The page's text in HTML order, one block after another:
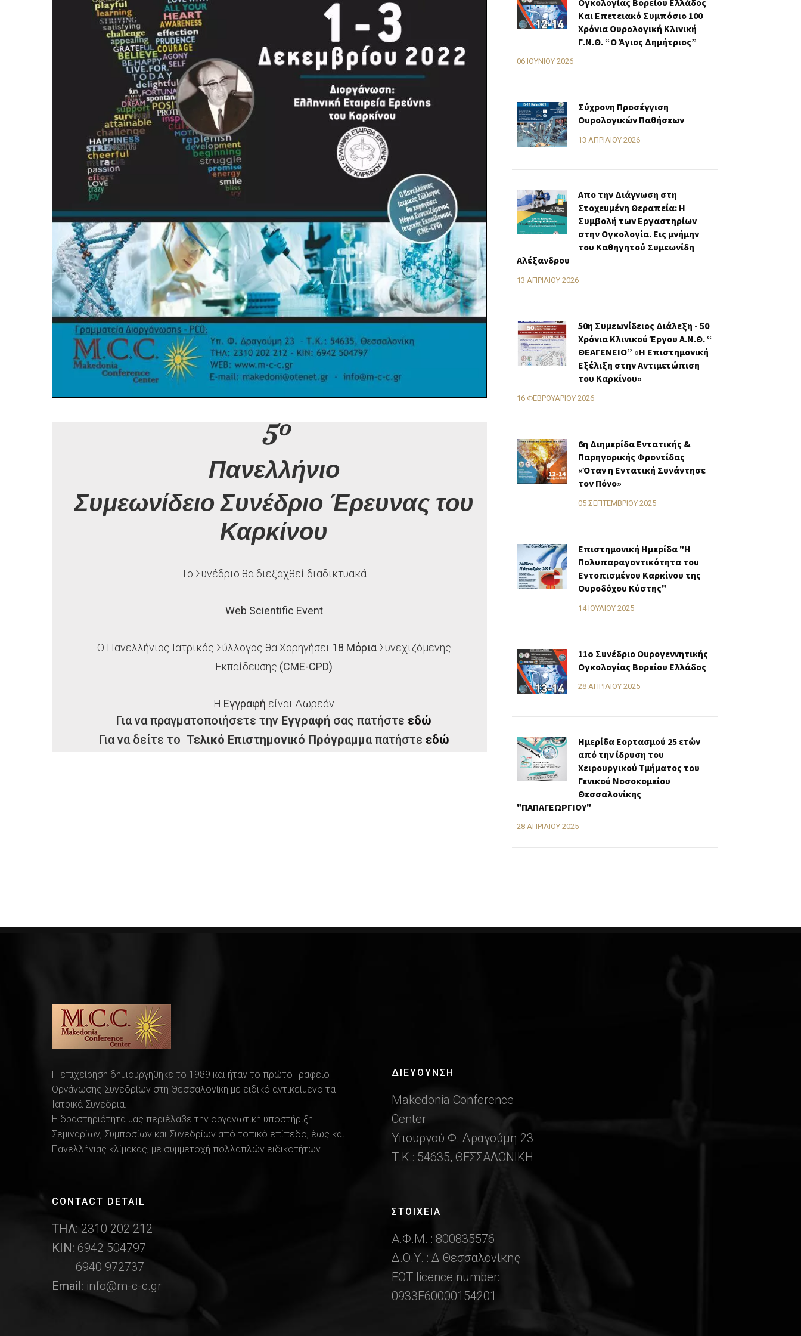
5º
Πανελλήνιο
Συμεωνίδειο Συνέδριο Έρευνας του
Καρκίνου
Το Συνέδριο θα διεξαχθεί διαδικτυακά
Web Scientific Event
Ο Πανελλήνιος Ιατρικός Σύλλογος θα Χορηγήσει 18 ΜόριαΣυνεχιζόμενης
Εκπαίδευσης (CME-CPD)
Η Εγγραφή είναι Δωρεάν
Για να πραγματοποιήσετε την Εγγραφή σας πατήστε εδώ
Για να δείτε το Τελικό Επιστημονικό Πρόγραμμα πατήστε εδώ
Και Επετειακό Συμπόσιο 100
Χρόνια Ουρολογική Κλινική
Γ.Ν.Θ. “Ο Άγιος Δημήτριος”
06 ΙΟΥΝΊΟΥ 2026
Σύχρονη Προσέγγιση
Ουρολογικών Παθήσεων
13 ΑΠΡΙΛΊΟΥ 2026
Απο την Διάγνωση στη
Στοχευμένη Θεραπεία: Η
Συμβολή των Εργαστηρίων
στην Ογκολογία. Εις μνήμην
του Καθηγητού Συμεωνίδη
Αλέξανδρου
13 ΑΠΡΙΛΊΟΥ 2026
50η Συμεωνίδειος Διάλεξη - 50
Χρόνια Κλινικού Έργου Α.Ν.Θ. “
ΘΕΑΓΕΝΕΙΟ” «H Επιστημονική
Εξέλιξη στην Αντιμετώπιση
του Καρκίνου»
16 ΦΕΒΡΟΥΑΡΊΟΥ 2026
6η Διημερίδα Εντατικής &
Παρηγορικής Φροντίδας
«Όταν η Εντατική Συνάντησε
τον Πόνο»
05 ΣΕΠΤΕΜΒΡΊΟΥ 2025
Επιστημονική Ημερίδα "Η
Πολυπαραγοντικότητα του
Εντοπισμένου Καρκίνου της
Ουροδόχου Κύστης"
14 ΙΟΥΛΊΟΥ 2025
11o Συνέδριο Ουρογεννητικής
Ογκολογίας Βορείου Ελλάδος
28 ΑΠΡΙΛΊΟΥ 2025
Ημερίδα Εορτασμού 25 ετών
από την ίδρυση του
Χειρουργικού Τμήματος του
Γενικού Νοσοκομείου
Θεσσαλονίκης
"ΠΑΠΑΓΕΩΡΓΙΟΥ"
28 ΑΠΡΙΛΊΟΥ 2025
Η επιχείρηση δημιουργήθηκε το 1989 και ήταν το πρώτο Γραφείο
Οργάνωσης Συνεδρίων στη Θεσσαλονίκη με ειδικό αντικείμενο τα
Ιατρικά Συνέδρια.
Η δραστηριότητα μας περιέλαβε την οργανωτική υποστήριξη
Σεμιναρίων, Συμποσίων και Συνεδρίων από τοπικό επίπεδο, έως και
Πανελλήνιας κλίμακας, με συμμετοχή πολλαπλών ειδικοτήτων.
CONTACT DETAIL
ΤΗΛ: 2310 202 212
ΚΙΝ: 6942 504797
6940 972737
Email: info@m-c-c.gr
ΔΙΕΎΘΥΝΣΗ
Makedonia Conference
Center
Υπουργού Φ. Δραγούμη 23
Τ.Κ.: 54635, ΘΕΣΣΑΛΟΝΙΚΗ
ΣΤΟΙΧΕΙΑ
Α.Φ.Μ. : 800835576
Δ.Ο.Υ. : Δ Θεσσαλονίκης
ΕΟΤ licence number:
0933Ε60000154201